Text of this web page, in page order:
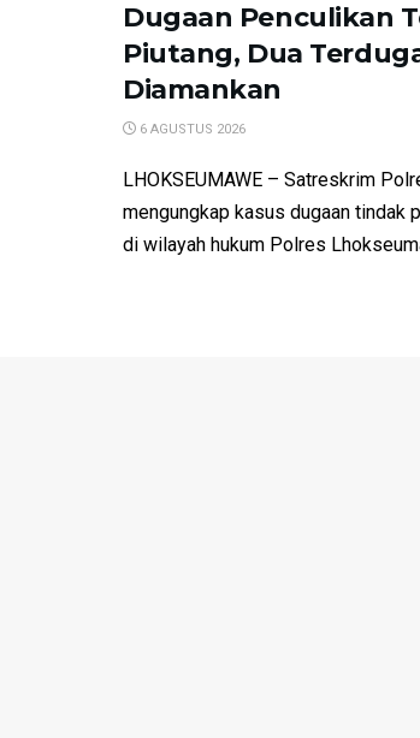
Dugaan Penculikan
Piutang, Dua
Diamankan
6 AGUSTUS 2026
LHOKSEUMAWE – Satreskrim
mengungkap kasus dugaan tindak
di wilayah hukum Polres